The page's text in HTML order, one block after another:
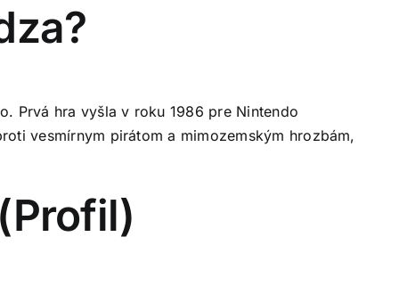
Prvá hra vyšla v roku 1986 pre Nintendo
vesmírnym pirátom a mimozemským hrozbám,